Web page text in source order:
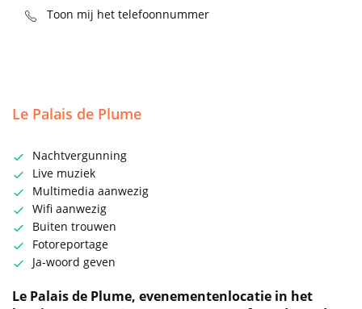
Toon mij het telefoonnummer
Le Palais de Plume
Nachtvergunning
Live muziek
Multimedia aanwezig
Wifi aanwezig
Buiten trouwen
Fotoreportage
Ja-woord geven
Le Palais de Plume, evenementenlocatie in het